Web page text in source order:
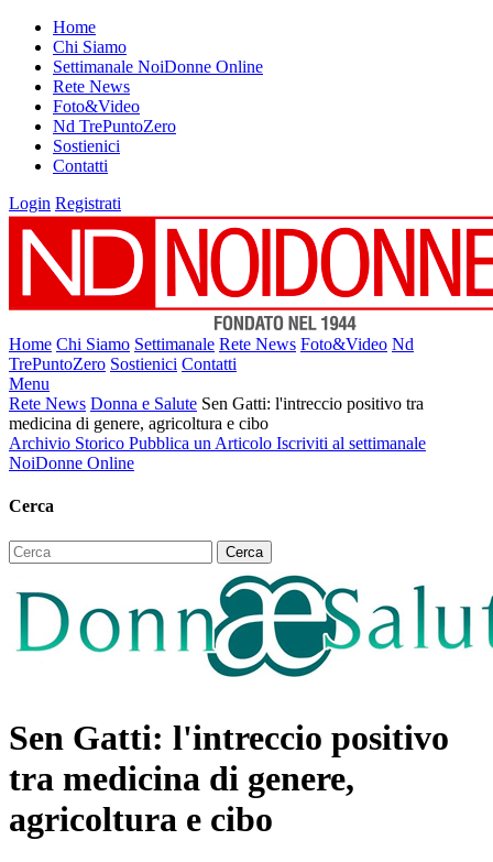
Home
Chi Siamo
Settimanale NoiDonne Online
Rete News
Foto&Video
Nd TrePuntoZero
Sostienici
Contatti
Login Registrati
Home Chi Siamo Settimanale Rete News Foto&Video Nd
TrePuntoZero Sostienici Contatti
Menu
Rete News Donna e Salute Sen Gatti: l'intreccio positivo tra
medicina di genere, agricoltura e cibo
Archivio Storico Pubblica un Articolo Iscriviti al settimanale
NoiDonne Online
Cerca
Sen Gatti: l'intreccio positivo
tra medicina di genere,
agricoltura e cibo